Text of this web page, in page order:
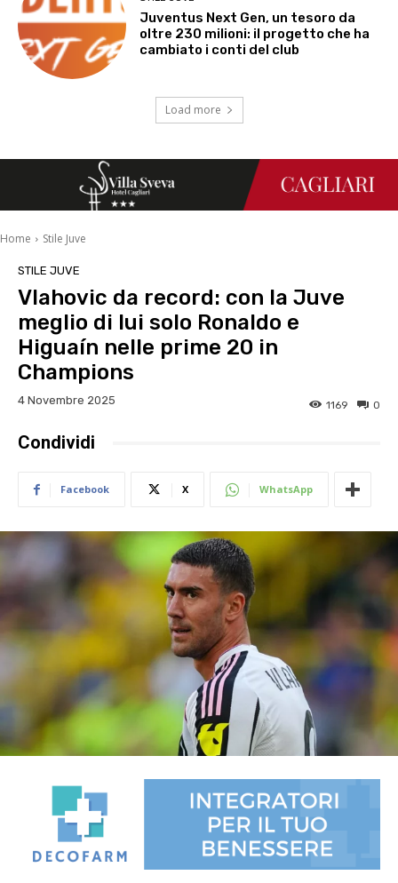
Juventus Next Gen, un tesoro da
oltre 230 milioni: il progetto che ha
cambiato i conti del club
Load more